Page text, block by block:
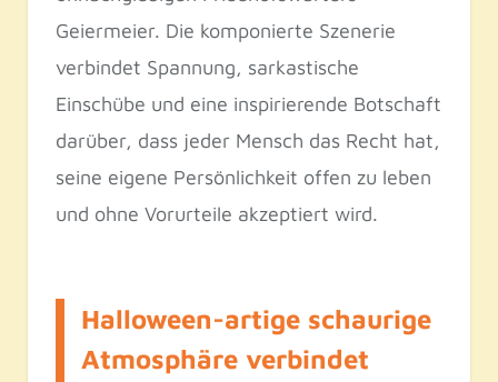
Geiermeier. Die komponierte Szenerie
verbindet Spannung, sarkastische
Einschübe und eine inspirierende Botschaft
darüber, dass jeder Mensch das Recht hat,
seine eigene Persönlichkeit offen zu leben
und ohne Vorurteile akzeptiert wird.
Halloween-artige schaurige
Atmosphäre verbindet